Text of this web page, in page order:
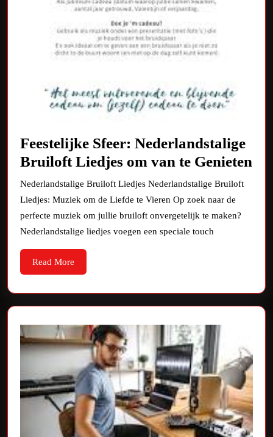
Feestelijke Sfeer: Nederlandstalige
Bruiloft Liedjes om van te Genieten
te
Nederlandstalige Bruiloft Liedjes Nederlandstalige Bruiloft
Liedjes: Muziek om de Liefde te Vieren Op zoek naar de
perfecte muziek om jullie bruiloft onvergetelijk te maken?
Nederlandstalige liedjes voegen een speciale touch
Read More
More